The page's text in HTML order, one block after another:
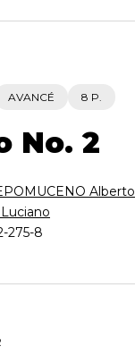
AVANCÉ 8 P.
No. 2
Alberto
275-8